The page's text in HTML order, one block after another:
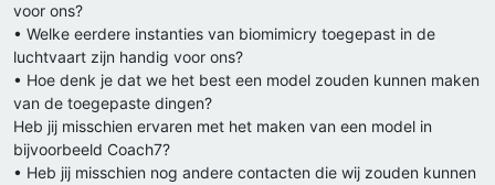
voor ons?
• Welke eerdere instanties van biomimicry toegepast in de
luchtvaart zijn handig voor ons?
• Hoe denk je dat we het best een model zouden kunnen maken
van de toegepaste dingen?
Heb jij misschien ervaren met het maken van een model in
bijvoorbeeld Coach7?
• Heb jij misschien nog andere contacten die wij zouden kunnen